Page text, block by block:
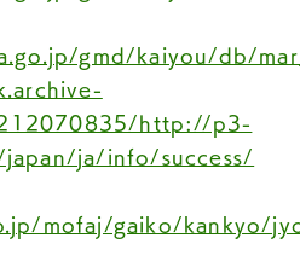
gmd/kaiyou/db/
http://p3-
japan/ja/info/success/
mofaj/gaiko/kankyo/